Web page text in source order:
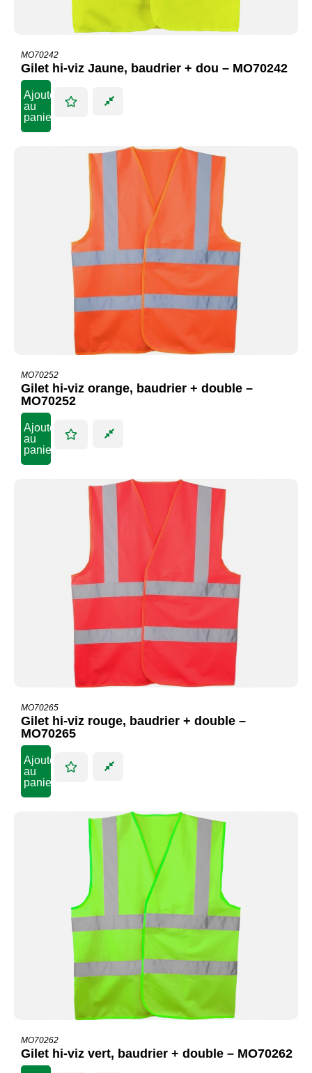
MO70242
Gilet hi-viz Jaune, baudrier + dou – MO70242
Ajouter
au
panier
MO70252
Gilet hi-viz orange, baudrier + double –
MO70252
Ajouter
au
panier
MO70265
Gilet hi-viz rouge, baudrier + double –
MO70265
Ajouter
au
panier
MO70262
Gilet hi-viz vert, baudrier + double – MO70262